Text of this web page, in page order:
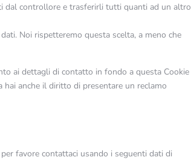
dal controllore e trasferirli tutti quanti ad un altro
Noi rispetteremo questa scelta, a meno che
ai dettagli di contatto in fondo a questa Cookie
anche il diritto di presentare un reclamo
favore contattaci usando i seguenti dati di